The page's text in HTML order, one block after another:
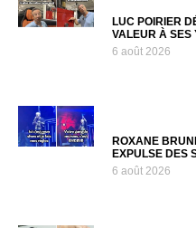
LUC POIRIER
VALEUR À SES
6 août 2026
ROXANE
EXPULSE DES
6 août 2026